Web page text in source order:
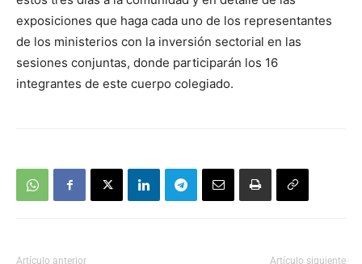
exposiciones que haga cada uno de los representantes
de los ministerios con la inversión sectorial en las
sesiones conjuntas, donde participarán los 16
integrantes de este cuerpo colegiado.
Artículo anterior Artículo siguiente